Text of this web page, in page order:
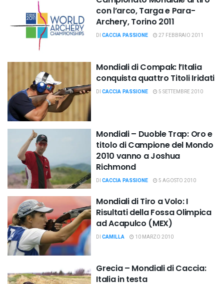
con l’arco, Targa e Para-
Archery, Torino 2011
DI CACCIA PASSIONE 27 FEBBRAIO 2011
Mondiali di Compak: l’Italia
conquista quattro Titoli Iridati
DI CACCIA PASSIONE 5 SETTEMBRE 2010
Mondiali – Duoble Trap: Oro e
titolo di Campione del Mondo
2010 vanno a Joshua
Richmond
DI CACCIA PASSIONE 5 AGOSTO 2010
Mondiali di Tiro a Volo: I
Risultati della Fossa Olimpica
ad Acapulco (MEX)
DI CAMILLA 10 MARZO 2010
Grecia – Mondiali di Caccia:
Italia in testa